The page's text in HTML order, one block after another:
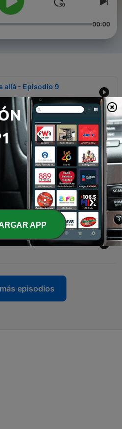
00:00
allá - Episodio 9
con mi
demás les encanta
a la riqueza infinita -
con facilidad -
episodios
APP